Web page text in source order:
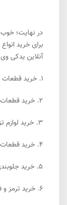
در نهایت؛
برای خرید
آنلاین یدکی
1. خرید قطعات
2. خرید
3. خرید لوازم
4. خرید قطعات
5. خرید
6. خرید ترمز و